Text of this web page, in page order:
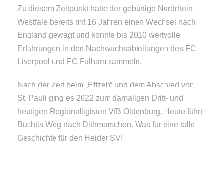
Zu diesem Zeitpunkt hatte der gebürtige Nordrhein-
Westfale bereits mit 16 Jahren einen Wechsel nach
England gewagt und konnte bis 2010 wertvolle
Erfahrungen in den Nachwuchsabteilungen des FC
Liverpool und FC Fulham sammeln.
Nach der Zeit beim „Effzeh“ und dem Abschied von
St. Pauli ging es 2022 zum damaligen Dritt- und
heutigen Regionalligisten VfB Oldenburg. Heute führt
Buchtis Weg nach Dithmarschen. Was für eine tolle
Geschichte für den Heider SV!